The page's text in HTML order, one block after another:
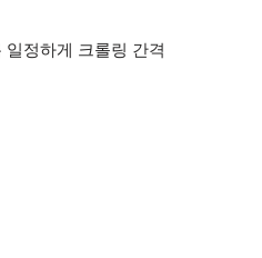
정하게 크롤링 간격